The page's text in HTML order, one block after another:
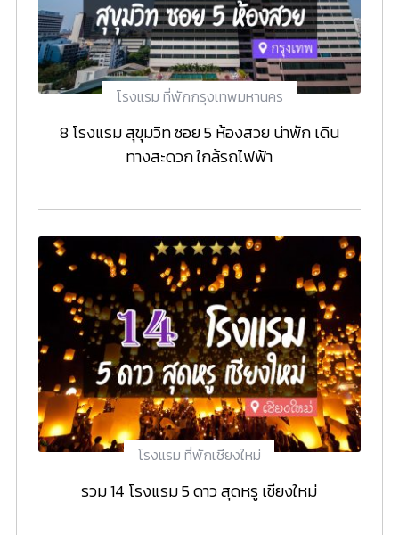
โรงแรม ที่พักกรุงเทพมหานคร
8 โรงแรม สุขุมวิท ซอย 5 ห้องสวย น่าพัก เดิน
ทางสะดวก ใกล้รถไฟฟ้า
โรงแรม ที่พักเชียงใหม่
รวม 14 โรงแรม 5 ดาว สุดหรู เชียงใหม่